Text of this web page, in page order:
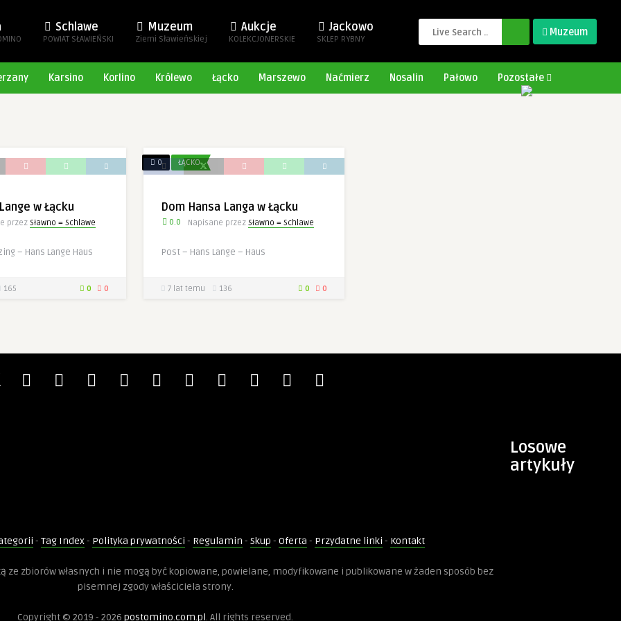
Schlawe
POWIAT SŁAWIEŃSKI
Muzeum
Ziemi Sławieńskiej
Aukcje
KOLEKCJONERSKIE
Jackowo
SKLEP RYBNY
Muzeum
Karsino Korlino Królewo Łącko Marszewo Naćmierz Nosalin Pałowo Pozostałe
w Łącku
przez Sławno = Schlawe
– Hans Lange Haus
165 0 0
0 ŁĄCKO
Dom Hansa Langa w Łącku
0.0 Napisane przez Sławno = Schlawe
Post – Hans Lange – Haus
7 lat temu 136 0 0
Losowe
artykuły
- Tag Index- Polityka prywatności - Regulamin - Skup - Oferta - Przydatne linki - Kontakt
ze zbiorów własnych i nie mogą być kopiowane, powielane, modyfikowane i publikowane w żaden sposób bez
pisemnej zgody właściciela strony.
Copyright © 2019 - 2026 postomino.com.pl. All rights reserved.